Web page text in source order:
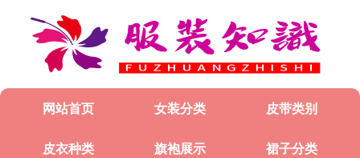
网站首页 女装分类 皮带类别
皮衣种类 旗袍展示 裙子分类